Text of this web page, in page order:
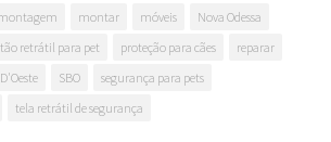
montar móveis
Nova Odessa
retrátil para pet proteção para cães
reparar
SBO
segurança para pets
tela retrátil de segurança